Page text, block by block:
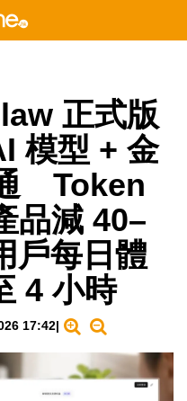
正式版
模型 + 金
Token
品減 40–
每日體
4 小時
17:42|